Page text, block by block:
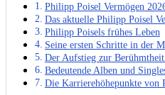
Philipp Poisel Vermögen
Das aktuelle Philipp Poisel
Philipp Poisels frühes Leben
Seine ersten Schritte in der
Der Aufstieg zur
Bedeutende Alben und
Die Karrierehöhepunkte von